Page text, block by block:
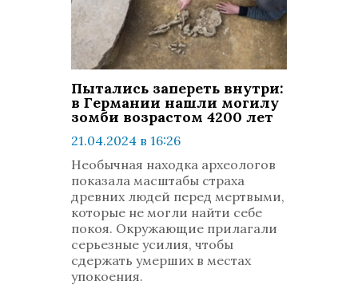
Пытались запереть внутри:
в Германии нашли могилу
зомби возрастом 4200 лет
21.04.2024 в 16:26
просмотров: 1506
комментариев: 0
Необычная находка археологов
показала масштабы страха
древних людей перед мертвыми,
которые не могли найти себе
покоя. Окружающие прилагали
серьезные усилия, чтобы
сдержать умерших в местах
упокоения.